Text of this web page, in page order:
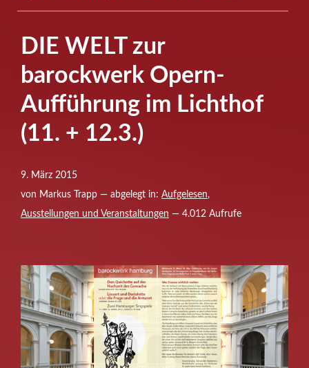
DIE WELT zur
barockwerk Opern-
Aufführung im Lichthof
(11. + 12.3.)
9. März 2015
von Markus Trapp — abgelegt in: Aufgelesen,
Ausstellungen und Veranstaltungen — 4.012 Aufrufe